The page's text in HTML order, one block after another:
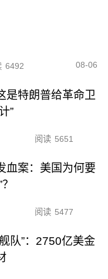
6492 08-06
是特朗普给革命卫
”
阅读 5651
血案：美国为何要
阅读 5477
队”：2750亿美金